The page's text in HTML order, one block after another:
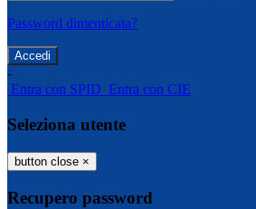
Password dimenticata?
-
Entra con SPID Entra con CIE
Seleziona utente
button close ×
Recupero password